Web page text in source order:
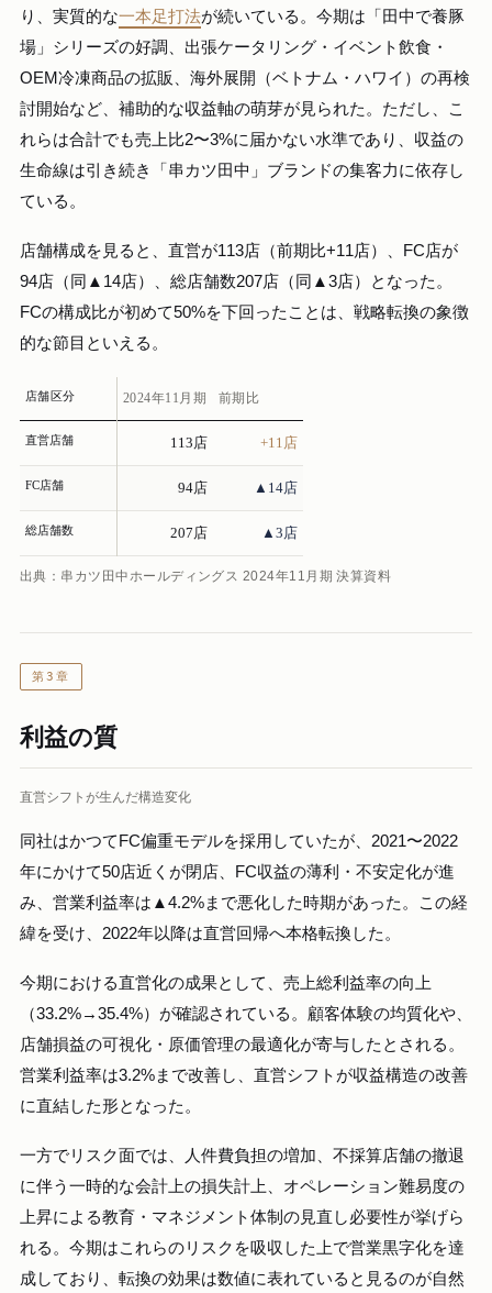
り、実質的な一本足打法が続いている。今期は「田中で養豚
場」シリーズの好調、出張ケータリング・イベント飲食・
OEM冷凍商品の拡販、海外展開（ベトナム・ハワイ）の再検
討開始など、補助的な収益軸の萌芽が見られた。ただし、こ
れらは合計でも売上比2〜3%に届かない水準であり、収益の
生命線は引き続き「串カツ田中」ブランドの集客力に依存し
ている。
店舗構成を見ると、直営が113店（前期比+11店）、FC店が
94店（同▲14店）、総店舗数207店（同▲3店）となった。
FCの構成比が初めて50%を下回ったことは、戦略転換の象徴
的な節目といえる。
店舗区分 2024年11月期 前期比
直営店舗 113店 +11店
FC店舗 94店 ▲14店
総店舗数 207店 ▲3店
出典：串カツ田中ホールディングス 2024年11月期 決算資料
第3章
利益の質
直営シフトが生んだ構造変化
同社はかつてFC偏重モデルを採用していたが、2021〜2022
年にかけて50店近くが閉店、FC収益の薄利・不安定化が進
み、営業利益率は▲4.2%まで悪化した時期があった。この経
緯を受け、2022年以降は直営回帰へ本格転換した。
今期における直営化の成果として、売上総利益率の向上
（33.2%→35.4%）が確認されている。顧客体験の均質化や、
店舗損益の可視化・原価管理の最適化が寄与したとされる。
営業利益率は3.2%まで改善し、直営シフトが収益構造の改善
に直結した形となった。
一方でリスク面では、人件費負担の増加、不採算店舗の撤退
に伴う一時的な会計上の損失計上、オペレーション難易度の
上昇による教育・マネジメント体制の見直し必要性が挙げら
れる。今期はこれらのリスクを吸収した上で営業黒字化を達
成しており、転換の効果は数値に表れていると見るのが自然